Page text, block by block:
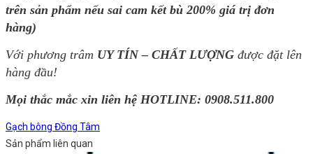
trên sản phẩm nếu sai cam kết bù 200% giá trị đơn
hàng)
Với phương trâm UY TÍN – CHẤT LƯỢNG được đặt lên
hàng đầu!
Mọi thắc mắc xin liên hệ HOTLINE: 0908.511.800
Gạch bông Đồng Tâm
Sản phẩm liên quan